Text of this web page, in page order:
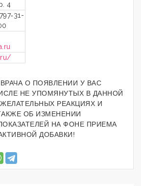
4
О ПОЯВЛЕНИИ У ВАС
НЕ УПОМЯНУТЫХ В ДАННОЙ
РЕАКЦИЯХ И
ОБ ИЗМЕНЕНИИ
НА ФОНЕ ПРИЕМА
ДОБАВКИ!